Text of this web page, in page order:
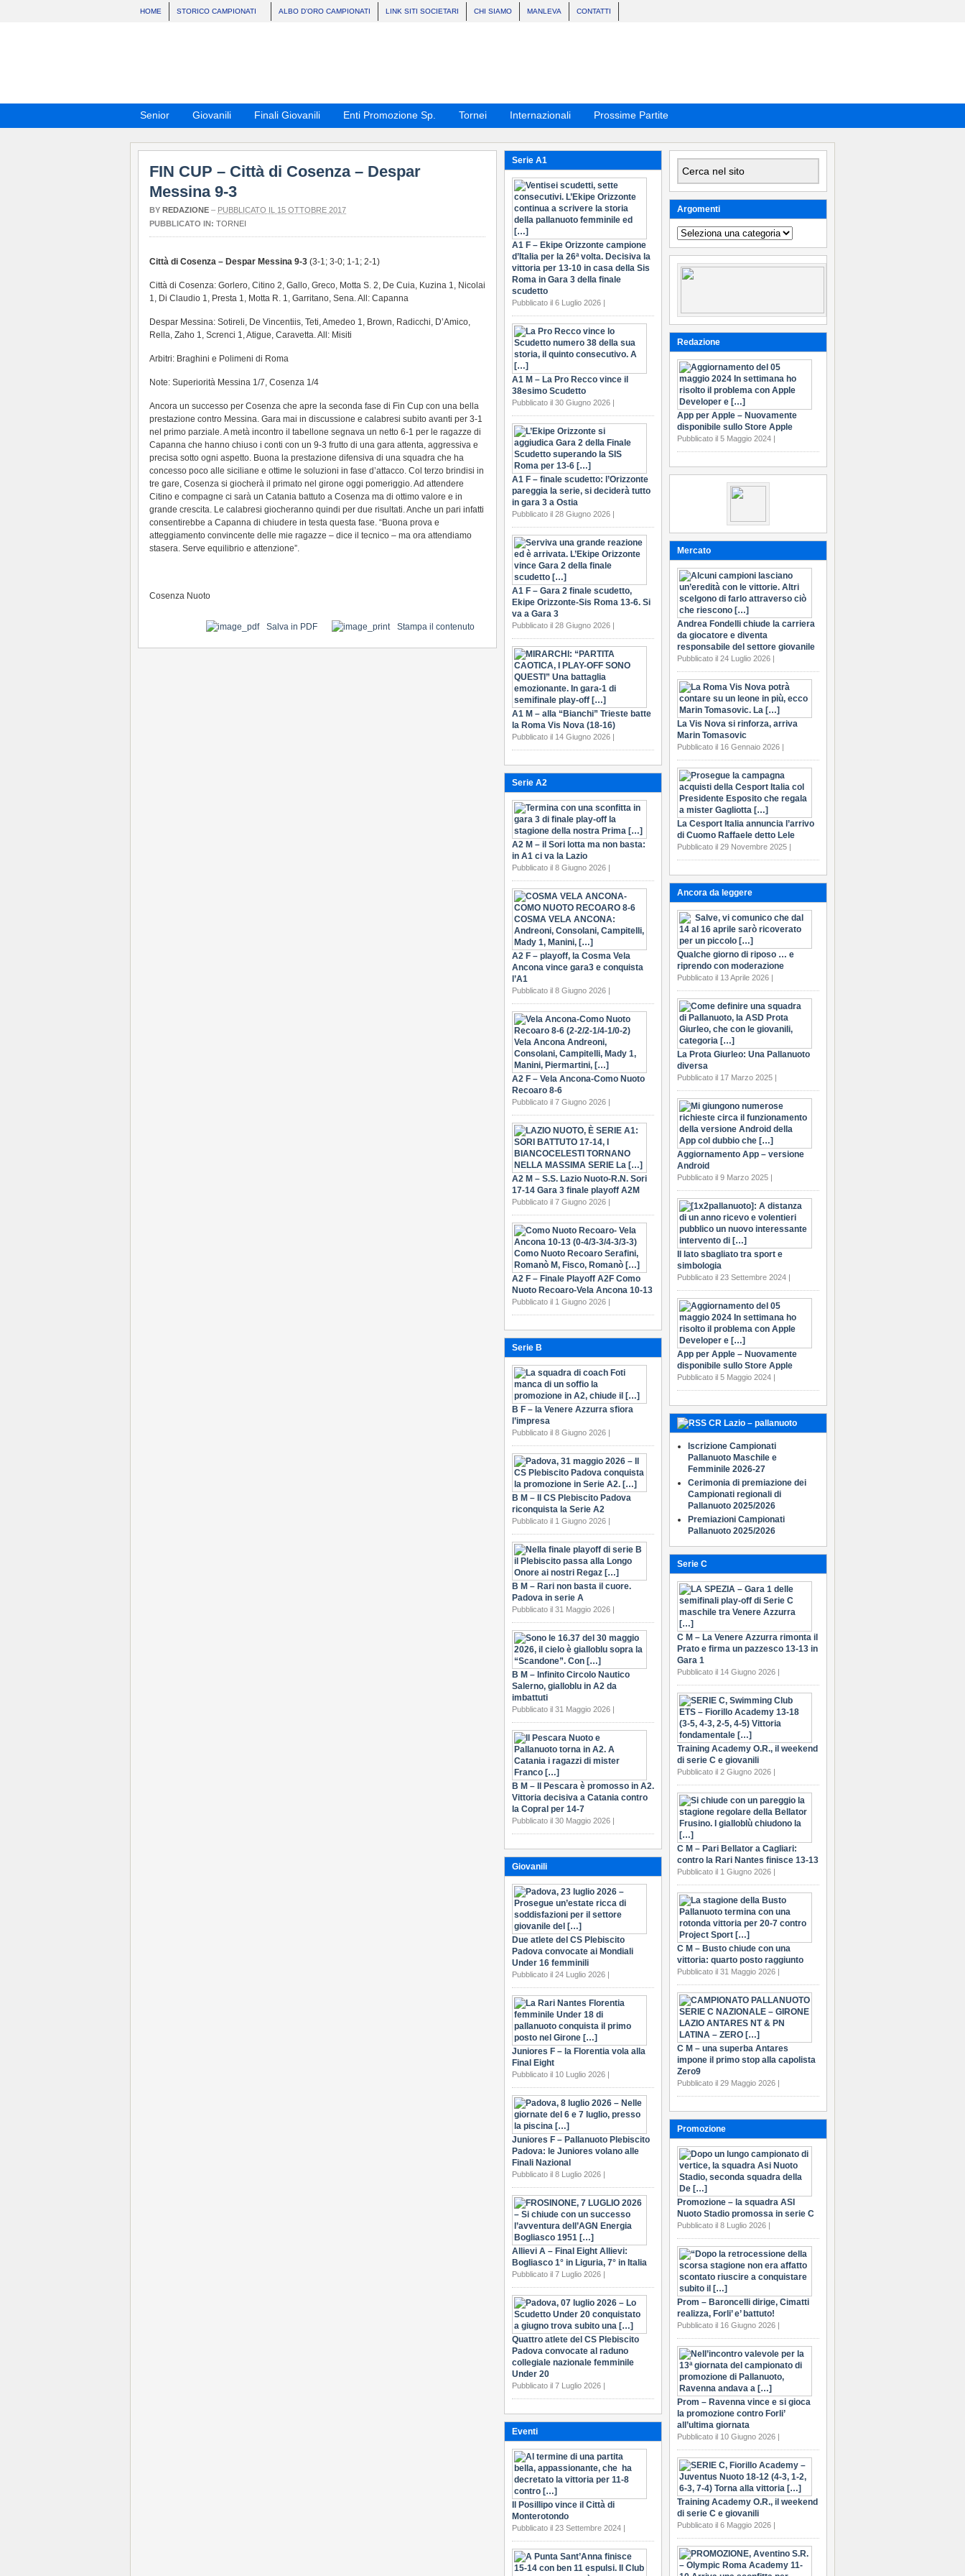
HOME STORICO CAMPIONATI ALBO D’ORO CAMPIONATI LINK SITI SOCIETARI CHI SIAMO MANLEVA CONTATTI
Senior Giovanili Finali Giovanili Enti Promozione Sp. Tornei Internazionali Prossime Partite
FIN CUP – Città di Cosenza – Despar
Messina 9-3
BY REDAZIONE – PUBBLICATO IL 15 OTTOBRE 2017
PUBBLICATO IN: TORNEI
Città di Cosenza – Despar Messina 9-3 (3-1; 3-0; 1-1; 2-1)
Città di Cosenza: Gorlero, Citino 2, Gallo, Greco, Motta S. 2, De Cuia, Kuzina 1, Nicolai
1, Di Claudio 1, Presta 1, Motta R. 1, Garritano, Sena. All: Capanna
Despar Messina: Sotireli, De Vincentiis, Teti, Amedeo 1, Brown, Radicchi, D’Amico,
Rella, Zaho 1, Screnci 1, Atigue, Caravetta. All: Misiti
Arbitri: Braghini e Polimeni di Roma
Note: Superiorità Messina 1/7, Cosenza 1/4
Ancora un successo per Cosenza che apre la seconda fase di Fin Cup con una bella
prestazione contro Messina. Gara mai in discussione e calabresi subito avanti per 3-1
nel primo parziale. A metà incontro il tabellone segnava un netto 6-1 per le ragazze di
Capanna che hanno chiuso i conti con un 9-3 frutto di una gara attenta, aggressiva e
precisa sotto ogni aspetto. Buona la prestazione difensiva di una squadra che ha
concesso poco alle siciliane e ottime le soluzioni in fase d’attacco. Col terzo brindisi in
tre gare, Cosenza si giocherà il primato nel girone oggi pomeriggio. Ad attendere
Citino e compagne ci sarà un Catania battuto a Cosenza ma di ottimo valore e in
grande crescita. Le calabresi giocheranno quindi per due risultati. Anche un pari infatti
consentirebbe a Capanna di chiudere in testa questa fase. “Buona prova e
atteggiamento convincente delle mie ragazze – dice il tecnico – ma ora attendiamo
stasera. Serve equilibrio e attenzione”.
Cosenza Nuoto
Salva in PDF Stampa il contenuto
Argomenti
Argomenti
Redazione
App per Apple – Nuovamente
disponibile sullo Store Apple
Pubblicato il 5 Maggio 2024 |
Mercato
Andrea Fondelli chiude la carriera
da giocatore e diventa
responsabile del settore giovanile
Pubblicato il 24 Luglio 2026 |
La Vis Nova si rinforza, arriva
Marin Tomasovic
Pubblicato il 16 Gennaio 2026 |
La Cesport Italia annuncia l’arrivo
di Cuomo Raffaele detto Lele
Pubblicato il 29 Novembre 2025 |
Ancora da leggere
Qualche giorno di riposo … e
riprendo con moderazione
Pubblicato il 13 Aprile 2026 |
La Prota Giurleo: Una Pallanuoto
diversa
Pubblicato il 17 Marzo 2025 |
Aggiornamento App – versione
Android
Pubblicato il 9 Marzo 2025 |
Il lato sbagliato tra sport e
simbologia
Pubblicato il 23 Settembre 2024 |
App per Apple – Nuovamente
disponibile sullo Store Apple
Pubblicato il 5 Maggio 2024 |
CR Lazio – pallanuoto
Iscrizione Campionati
Pallanuoto Maschile e
Femminile 2026-27
Cerimonia di premiazione dei
Campionati regionali di
Pallanuoto 2025/2026
Premiazioni Campionati
Pallanuoto 2025/2026
Serie C
C M – La Venere Azzurra rimonta il
Prato e firma un pazzesco 13-13 in
Gara 1
Pubblicato il 14 Giugno 2026 |
Training Academy O.R., il weekend
di serie C e giovanili
Pubblicato il 2 Giugno 2026 |
C M – Pari Bellator a Cagliari:
contro la Rari Nantes finisce 13-13
Pubblicato il 1 Giugno 2026 |
C M – Busto chiude con una
vittoria: quarto posto raggiunto
Pubblicato il 31 Maggio 2026 |
C M – una superba Antares
impone il primo stop alla capolista
Zero9
Pubblicato il 29 Maggio 2026 |
Promozione
Promozione – la squadra ASI
Nuoto Stadio promossa in serie C
Pubblicato il 8 Luglio 2026 |
Prom – Baroncelli dirige, Cimatti
realizza, Forli’ e’ battuto!
Pubblicato il 16 Giugno 2026 |
Prom – Ravenna vince e si gioca
la promozione contro Forli’
all’ultima giornata
Pubblicato il 10 Giugno 2026 |
Training Academy O.R., il weekend
di serie C e giovanili
Pubblicato il 6 Maggio 2026 |
Serie A1
A1 F – Ekipe Orizzonte campione
d’Italia per la 26ª volta. Decisiva la
vittoria per 13-10 in casa della Sis
Roma in Gara 3 della finale
scudetto
Pubblicato il 6 Luglio 2026 |
A1 M – La Pro Recco vince il
38esimo Scudetto
Pubblicato il 30 Giugno 2026 |
A1 F – finale scudetto: l’Orizzonte
pareggia la serie, si deciderà tutto
in gara 3 a Ostia
Pubblicato il 28 Giugno 2026 |
A1 F – Gara 2 finale scudetto,
Ekipe Orizzonte-Sis Roma 13-6. Si
va a Gara 3
Pubblicato il 28 Giugno 2026 |
A1 M – alla “Bianchi” Trieste batte
la Roma Vis Nova (18-16)
Pubblicato il 14 Giugno 2026 |
Serie A2
A2 M – il Sori lotta ma non basta:
in A1 ci va la Lazio
Pubblicato il 8 Giugno 2026 |
A2 F – playoff, la Cosma Vela
Ancona vince gara3 e conquista
l’A1
Pubblicato il 8 Giugno 2026 |
A2 F – Vela Ancona-Como Nuoto
Recoaro 8-6
Pubblicato il 7 Giugno 2026 |
A2 M – S.S. Lazio Nuoto-R.N. Sori
17-14 Gara 3 finale playoff A2M
Pubblicato il 7 Giugno 2026 |
A2 F – Finale Playoff A2F Como
Nuoto Recoaro-Vela Ancona 10-13
Pubblicato il 1 Giugno 2026 |
Serie B
B F – la Venere Azzurra sfiora
l’impresa
Pubblicato il 8 Giugno 2026 |
B M – Il CS Plebiscito Padova
riconquista la Serie A2
Pubblicato il 1 Giugno 2026 |
B M – Rari non basta il cuore.
Padova in serie A
Pubblicato il 31 Maggio 2026 |
B M – Infinito Circolo Nautico
Salerno, gialloblu in A2 da
imbattuti
Pubblicato il 31 Maggio 2026 |
B M – Il Pescara è promosso in A2.
Vittoria decisiva a Catania contro
la Copral per 14-7
Pubblicato il 30 Maggio 2026 |
Giovanili
Due atlete del CS Plebiscito
Padova convocate ai Mondiali
Under 16 femminili
Pubblicato il 24 Luglio 2026 |
Juniores F – la Florentia vola alla
Final Eight
Pubblicato il 10 Luglio 2026 |
Juniores F – Pallanuoto Plebiscito
Padova: le Juniores volano alle
Finali Nazional
Pubblicato il 8 Luglio 2026 |
Allievi A – Final Eight Allievi:
Bogliasco 1° in Liguria, 7° in Italia
Pubblicato il 7 Luglio 2026 |
Quattro atlete del CS Plebiscito
Padova convocate al raduno
collegiale nazionale femminile
Under 20
Pubblicato il 7 Luglio 2026 |
Eventi
Il Posillipo vince il Città di
Monterotondo
Pubblicato il 23 Settembre 2024 |